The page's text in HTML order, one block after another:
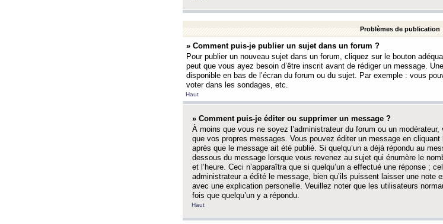
Problèmes de publication
» Comment puis-je publier un sujet dans un forum ?
Pour publier un nouveau sujet dans un forum, cliquez sur le bouton
peut que vous ayez besoin d’être inscrit avant de rédiger un message.
disponible en bas de l’écran du forum ou du sujet. Par exemple : vous
voter dans les sondages, etc.
Haut
» Comment puis-je éditer ou supprimer un message ?
À moins que vous ne soyez l’administrateur du forum ou un
que vos propres messages. Vous pouvez éditer un message en
après que le message ait été publié. Si quelqu’un a déjà répondu au
dessous du message lorsque vous revenez au sujet qui énumère le
et l’heure. Ceci n’apparaîtra que si quelqu’un a effectué une réponse ;
administrateur a édité le message, bien qu’ils puissent laisser une note
avec une explication personelle. Veuillez noter que les utilisateurs
fois que quelqu’un y a répondu.
Haut